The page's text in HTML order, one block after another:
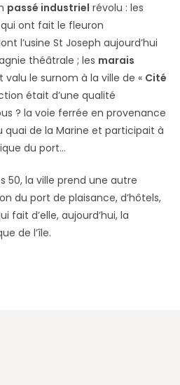
passé industriel révolu : les
ont fait le fleuron
l’usine St Joseph aujourd’hui
théâtrale ; les marais
le surnom à la ville de « Cité
était d’une qualité
? la voie ferrée en provenance
quai de la Marine et participait à
du port…
50, la ville prend une autre
du port de plaisance, d’hôtels,
fait d’elle, aujourd’hui, la
de l’île.